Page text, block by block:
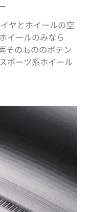
ヤとホイールの空
イールのみなら
そのもののポテン
ポーツ系ホイール